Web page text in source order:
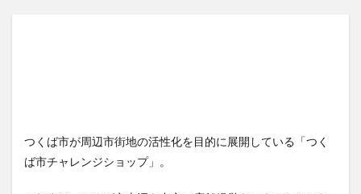
つくば市が周辺市街地の活性化を目的に展開している「つく
ば市チャレンジショップ」。